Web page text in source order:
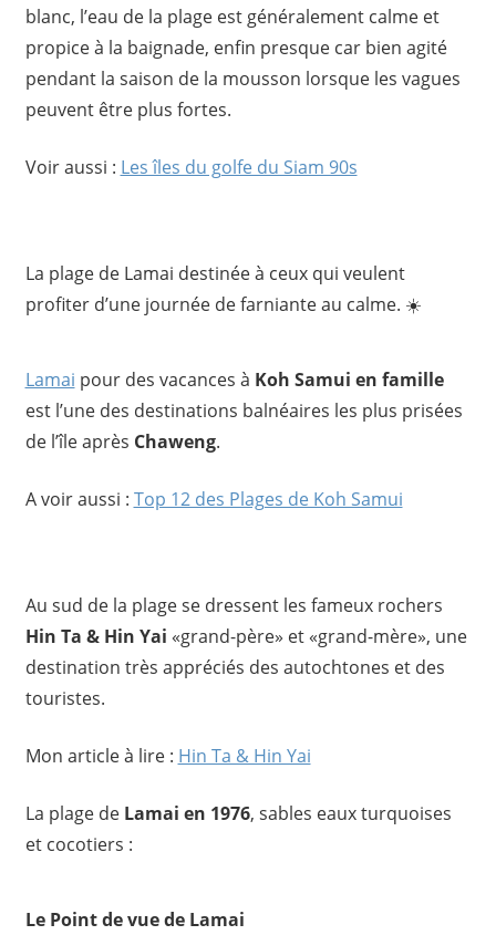
blanc, l’eau de la plage est généralement calme et
propice à la baignade, enfin presque car bien agité
pendant la saison de la mousson lorsque les vagues
peuvent être plus fortes.
Voir aussi : Les îles du golfe du Siam 90s
La plage de Lamai destinée à ceux qui veulent
profiter d’une journée de farniante au calme. ☀️
Lamai pour des vacances à Koh Samui en famille
est l’une des destinations balnéaires les plus prisées
de l’île après Chaweng.
A voir aussi : Top 12 des Plages de Koh Samui
Au sud de la plage se dressent les fameux rochers
Hin Ta & Hin Yai «grand-père» et «grand-mère», une
destination très appréciés des autochtones et des
touristes.
Mon article à lire : Hin Ta & Hin Yai
La plage de Lamai en 1976, sables eaux turquoises
et cocotiers :
Le Point de vue de Lamai